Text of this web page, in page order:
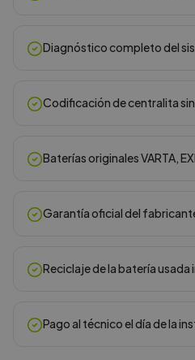
Diagnóstico completo del
Codificación de centralita
Baterías originales VARTA,
Garantía oficial del
Reciclaje de la batería usada
Pago al técnico el día de la